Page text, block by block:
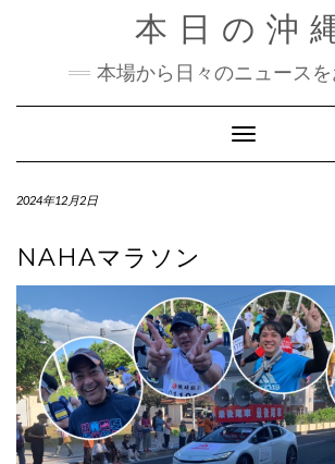
本日の沖
本場から日々のニュース
Toggle
2024年12月2日
NAHAマラソン